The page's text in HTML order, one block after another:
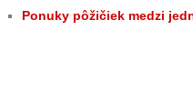
Ponuky pôžičiek medzi